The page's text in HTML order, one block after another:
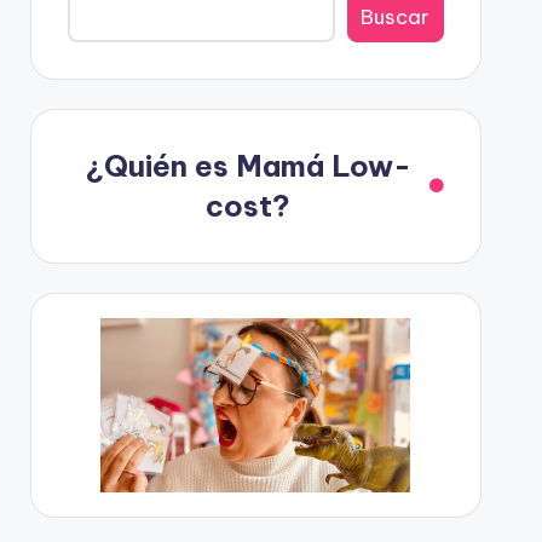
Buscar
¿Quién es Mamá Low-
cost?